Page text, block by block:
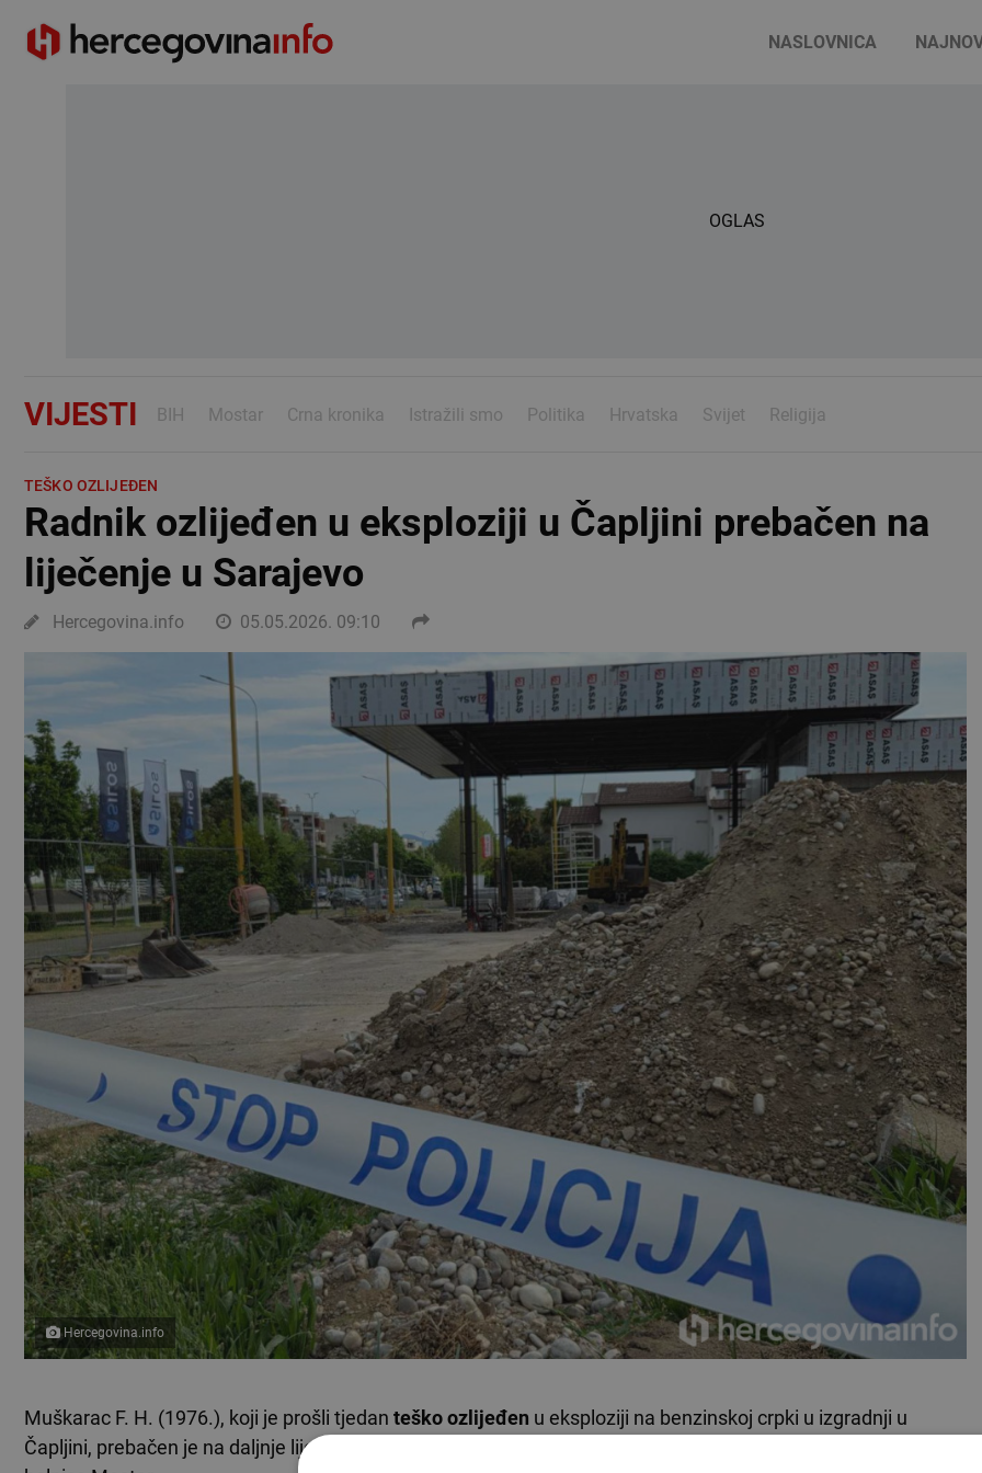
NASLOVNICA
OGLAS
VIJESTI BIH Mostar Crna kronika Istražili smo Politika Hrvatska Svijet Religija
TEŠKO OZLIJEĐEN
Radnik ozlijeđen u eksploziji u Čapljini prebačen na
liječenje u Sarajevo
Hercegovina.info 05.05.2026. 09:10
Hercegovina.info
Muškarac F. H. (1976.), koji je prošli tjedan teško ozlijeđen u eksploziji na benzinskoj crpki u izgradnji u
Čapljini, prebačen je na daljnje liječenje u